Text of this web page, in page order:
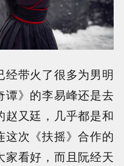
经带火了很多为男明
谭》的李易峰还是去
赵又廷，几乎都是和
这次《扶摇》合作的
家看好，而且阮经天